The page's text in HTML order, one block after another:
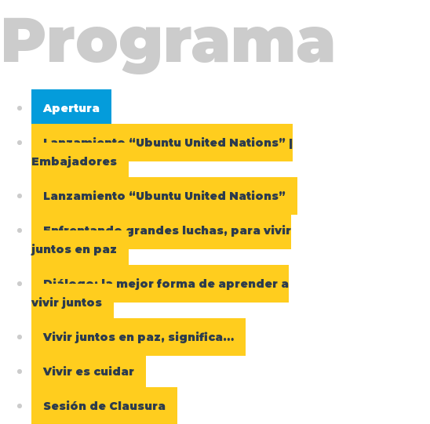
Programa
Apertura
Lanzamiento “Ubuntu United Nations” |
Embajadores
Lanzamiento “Ubuntu United Nations”
Enfrentando grandes luchas, para vivir
juntos en paz
Diálogo: la mejor forma de aprender a
vivir juntos
Vivir juntos en paz, significa…
Vivir es cuidar
Sesión de Clausura